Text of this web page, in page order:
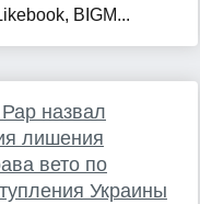
BIGM...
назвал
лишения
вето по
Украины